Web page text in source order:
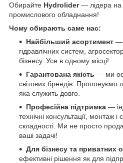
Обирайте Hydrolider— лідера на
промислового обладнання!
Чому обирають саме нас:
Найбільший асортимент —
гідравлічних систем,
бізнесу. Усе в одному місці!
Гарантована якість — ми
світових брендів. Пропонуємо
яка служить довго.
Професійна підтримка —
технічні консультації, монтаж і
складності. Ми не просто
ваші задачі!
Для бізнесу та приватних
ефективні рішення як для